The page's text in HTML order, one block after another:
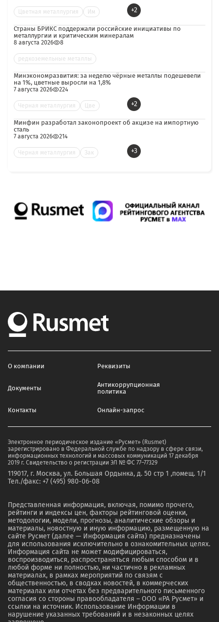
Цветная металлургия Им +2
Страны БРИКС поддержали российские инициативы по
металлургии и критическим минералам
8 августа 2026 8
редкоземельные металлы
Минэкономразвития: за неделю чёрные металлы подешевели
на 1%, цветные выросли на 1,8%
7 августа 2026 224
Черная металлургия Цве +2
Минфин разработал законопроект об акцизе на импортную
сталь
7 августа 2026 214
Черная металлургия Зак +3
О компании Реквизиты
Документы
Антикоррупционная
политика
Контакты Онлайн-запрос
Электронное периодическое издание «Русмет» (Rusmet)
зарегистрировано в Федеральной службе по надзору в сфере связи,
информационных технологий и массовых коммуникаций 17 декабря
2019 г. Свидетельство о регистрации ЭЛ № ФС 77–77329
119017, г. Москва, ул. Большая Ордынка, д. 50 стр 1 ,помещ. 1/1
Тел./факс: +7 (495) 980-06-08
Представленная информация, включая, помимо прочего,
рейтинги и индексы цен, факторы рейтинговой оценки,
методологии, модели, прогнозы, аналитические обзоры и
материалы, новостную и иную информацию, размещенную на
сайте Русмет (далее — Информация сайта) предназначены
для использования исключительно в ознакомительных целях.
Информация сайта не может модифицироваться,
воспроизводиться, распространяться любым способом и в
любой форме ни полностью, ни частично в рекламных
материалах, в рамках мероприятий по связям с
общественностью, в сводках новостей, в коммерческих
материалах или отчетах без предварительного письменного
согласия со стороны правообладателя – ООО «РА Русмет» и
ссылки на источник. Использование Информации в
нарушение указанных требований и в незаконных целях